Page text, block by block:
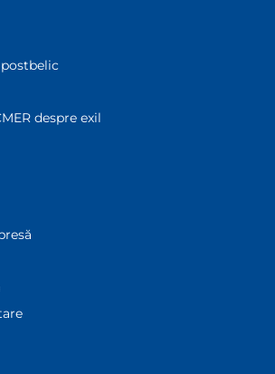
despre exil